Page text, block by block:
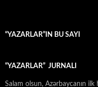
“YAZARLAR”IN BU SAYI
“YAZARLAR” JURNALI
Salam olsun, Azərbaycanın ilk